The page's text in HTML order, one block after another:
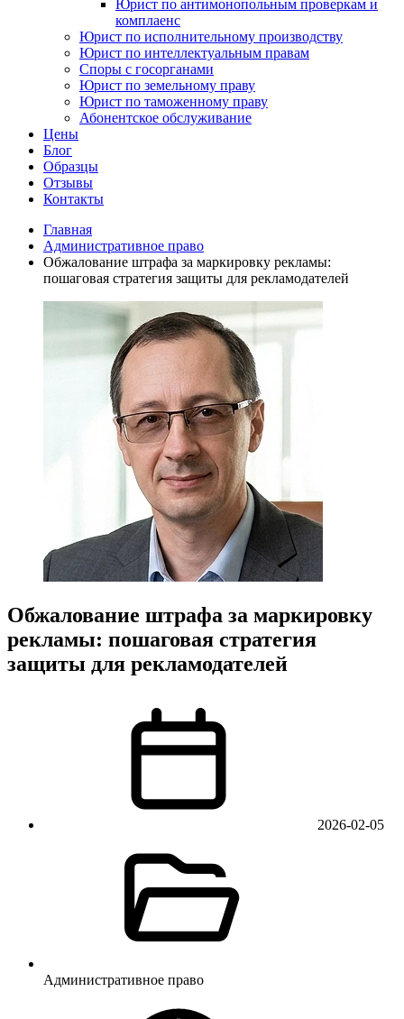
Юрист по антимонопольным проверкам и
комплаенс
Юрист по исполнительному производству
Юрист по интеллектуальным правам
Споры с госорганами
Юрист по земельному праву
Юрист по таможенному праву
Абонентское обслуживание
Цены
Блог
Образцы
Отзывы
Контакты
Главная
Административное право
Обжалование штрафа за маркировку рекламы:
пошаговая стратегия защиты для рекламодателей
Обжалование штрафа за маркировку
рекламы: пошаговая стратегия
защиты для рекламодателей
2026-02-05
Административное право